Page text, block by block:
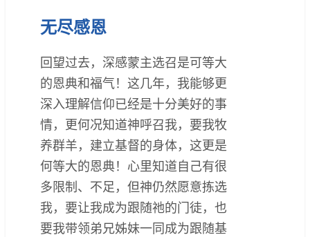
无尽感恩
回望过去，深感蒙主选召是可等大
的恩典和福气！这几年，我能够更
深入理解信仰已经是十分美好的事
情，更何况知道神呼召我，要我牧
养群羊，建立基督的身体，这更是
何等大的恩典！心里知道自己有很
多限制、不足，但神仍然愿意拣选
我，要让我成为跟随祂的门徒，也
要我带领弟兄姊妹一同成为跟随基